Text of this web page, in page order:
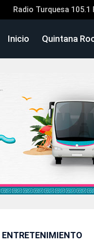
Radio Turquesa 105.1
Inicio Quintana
ENTRETENIMIENTO